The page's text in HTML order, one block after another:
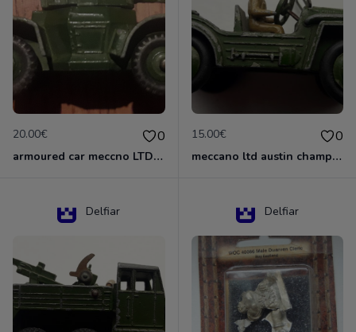
20.00€ 0
armoured car meccno LTD N°670
15.00€ 0
meccano ltd austin champ N°674
Delfiar Delfiar